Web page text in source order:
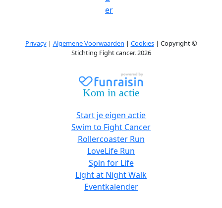
er
Privacy| Algemene Voorwaarden | Cookies| Copyright ©
Stichting Fight cancer. 2026
Kom in actie
Start je eigen actie
Swim to Fight Cancer
Rollercoaster Run
LoveLife Run
Spin for Life
Light at Night Walk
Eventkalender